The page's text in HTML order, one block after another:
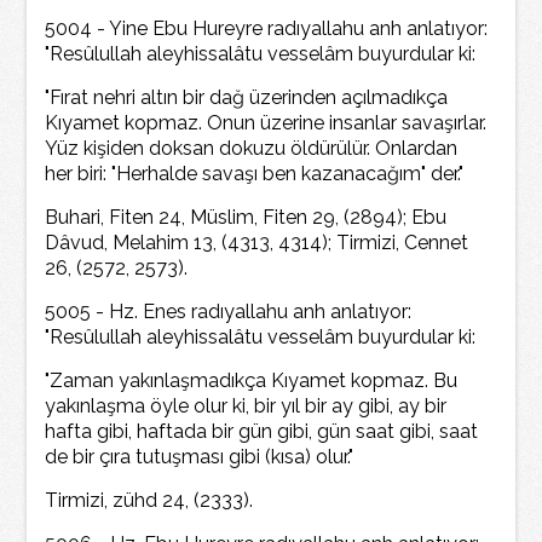
5004 - Yine Ebu Hureyre radıyallahu anh anlatıyor:
"Resûlullah aleyhissalâtu vesselâm buyurdular ki:
"Fırat nehri altın bir dağ üzerinden açılmadıkça
Kıyamet kopmaz. Onun üzerine insanlar savaşırlar.
Yüz kişiden doksan dokuzu öldürülür. Onlardan
her biri: "Herhalde savaşı ben kazanacağım" der."
Buhari, Fiten 24, Müslim, Fiten 29, (2894); Ebu
Dâvud, Melahim 13, (4313, 4314); Tirmizi, Cennet
26, (2572, 2573).
5005 - Hz. Enes radıyallahu anh anlatıyor:
"Resûlullah aleyhissalâtu vesselâm buyurdular ki:
"Zaman yakınlaşmadıkça Kıyamet kopmaz. Bu
yakınlaşma öyle olur ki, bir yıl bir ay gibi, ay bir
hafta gibi, haftada bir gün gibi, gün saat gibi, saat
de bir çıra tutuşması gibi (kısa) olur."
Tirmizi, zühd 24, (2333).